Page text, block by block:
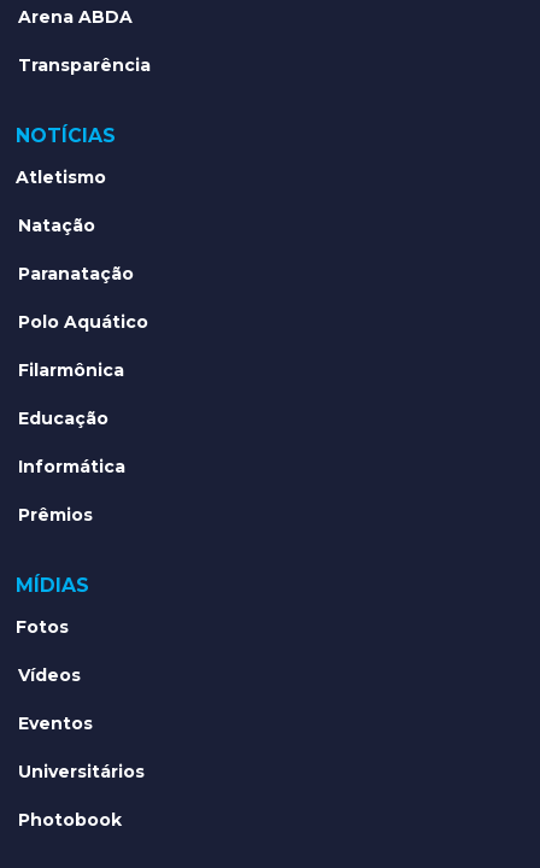
Arena ABDA
Transparência
NOTÍCIAS
Atletismo
Natação
Paranatação
Polo Aquático
Filarmônica
Educação
Informática
Prêmios
MÍDIAS
Fotos
Vídeos
Eventos
Universitários
Photobook